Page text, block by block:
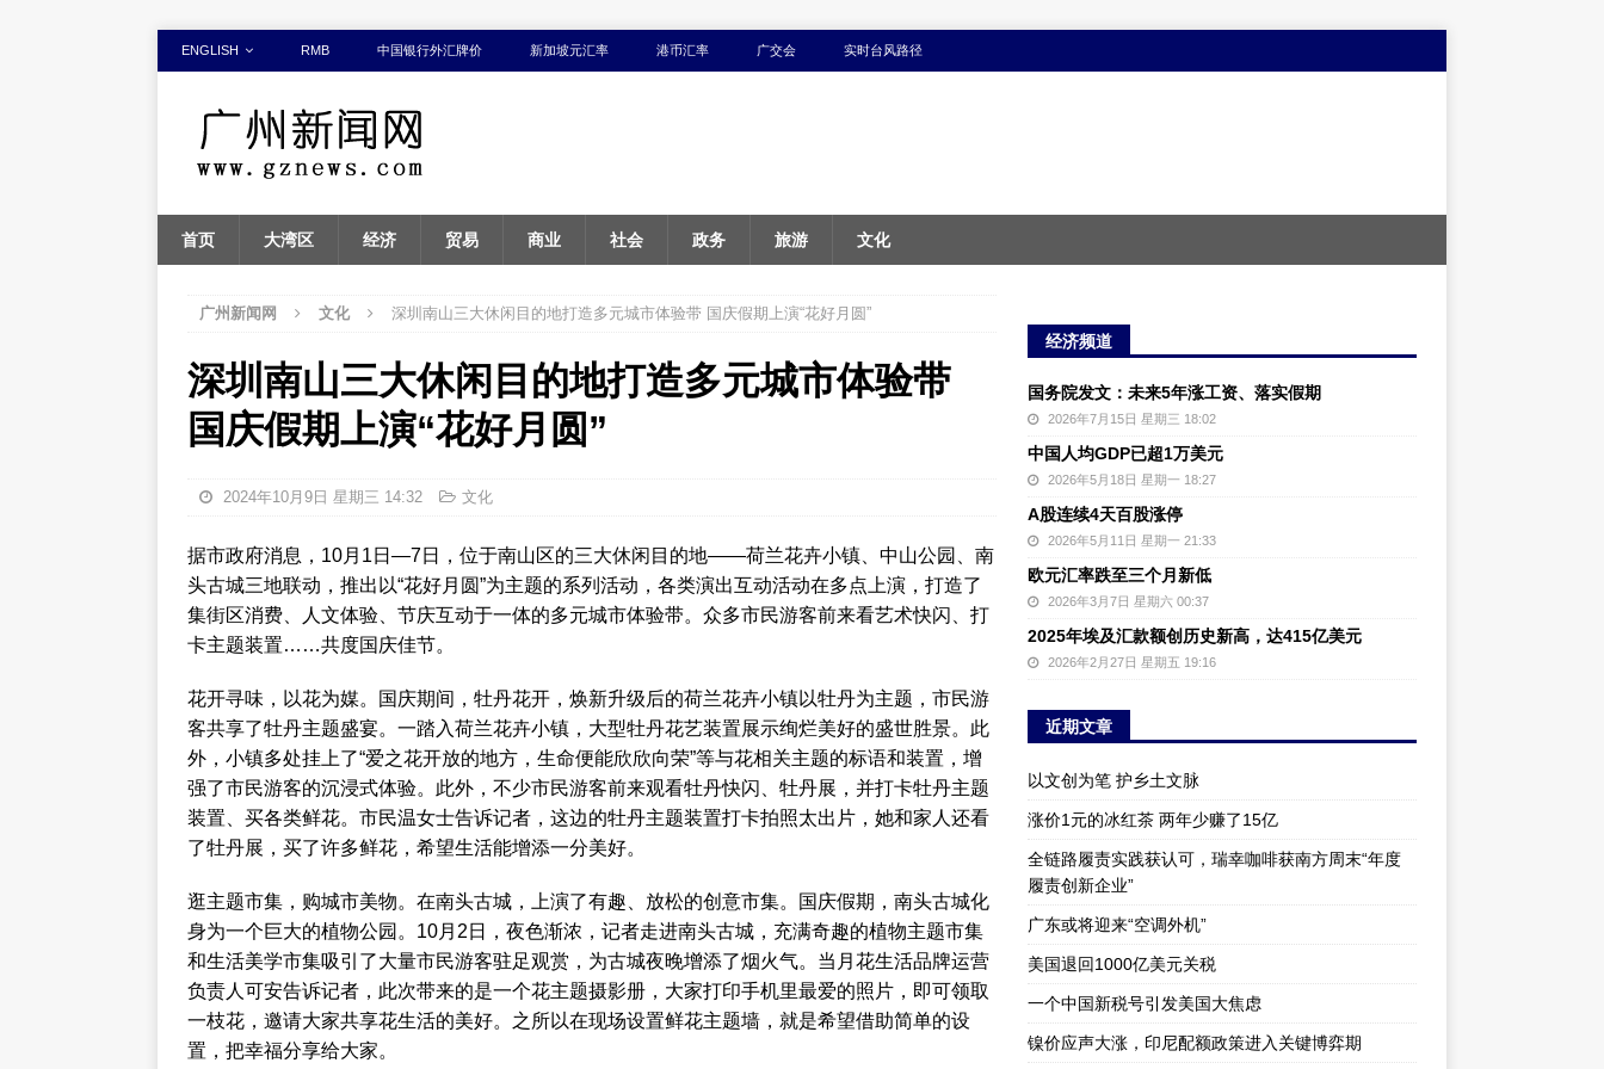
ENGLISH RMB 中国银行外汇牌价 新加坡元汇率 港币汇率 广交会 实时台风路径
首页 大湾区 经济 贸易 商业 社会 政务 旅游 文化
广州新闻网 文化 深圳南山三大休闲目的地打造多元城市体验带 国庆假期上演“花好月圆”
深圳南山三大休闲目的地打造多元城市体验带
国庆假期上演“花好月圆”
2024年10月9日 星期三 14:32 文化
据市政府消息，10月1日—7日，位于南山区的三大休闲目的地——荷兰花卉小镇、中山公园、南
头古城三地联动，推出以“花好月圆”为主题的系列活动，各类演出互动活动在多点上演，打造了
集街区消费、人文体验、节庆互动于一体的多元城市体验带。众多市民游客前来看艺术快闪、打
卡主题装置……共度国庆佳节。
花开寻味，以花为媒。国庆期间，牡丹花开，焕新升级后的荷兰花卉小镇以牡丹为主题，市民游
客共享了牡丹主题盛宴。一踏入荷兰花卉小镇，大型牡丹花艺装置展示绚烂美好的盛世胜景。此
外，小镇多处挂上了“爱之花开放的地方，生命便能欣欣向荣”等与花相关主题的标语和装置，增
强了市民游客的沉浸式体验。此外，不少市民游客前来观看牡丹快闪、牡丹展，并打卡牡丹主题
装置、买各类鲜花。市民温女士告诉记者，这边的牡丹主题装置打卡拍照太出片，她和家人还看
了牡丹展，买了许多鲜花，希望生活能增添一分美好。
逛主题市集，购城市美物。在南头古城，上演了有趣、放松的创意市集。国庆假期，南头古城化
身为一个巨大的植物公园。10月2日，夜色渐浓，记者走进南头古城，充满奇趣的植物主题市集
和生活美学市集吸引了大量市民游客驻足观赏，为古城夜晚增添了烟火气。当月花生活品牌运营
负责人可安告诉记者，此次带来的是一个花主题摄影册，大家打印手机里最爱的照片，即可领取
一枝花，邀请大家共享花生活的美好。之所以在现场设置鲜花主题墙，就是希望借助简单的设
置，把幸福分享给大家。
经济频道
国务院发文：未来5年涨工资、落实假期
2026年7月15日 星期三 18:02
中国人均GDP已超1万美元
2026年5月18日 星期一 18:27
A股连续4天百股涨停
2026年5月11日 星期一 21:33
欧元汇率跌至三个月新低
2026年3月7日 星期六 00:37
2025年埃及汇款额创历史新高，达415亿美元
2026年2月27日 星期五 19:16
近期文章
以文创为笔 护乡土文脉
涨价1元的冰红茶 两年少赚了15亿
全链路履责实践获认可，瑞幸咖啡获南方周末“年度
履责创新企业”
广东或将迎来“空调外机”
美国退回1000亿美元关税
一个中国新税号引发美国大焦虑
镍价应声大涨，印尼配额政策进入关键博弈期